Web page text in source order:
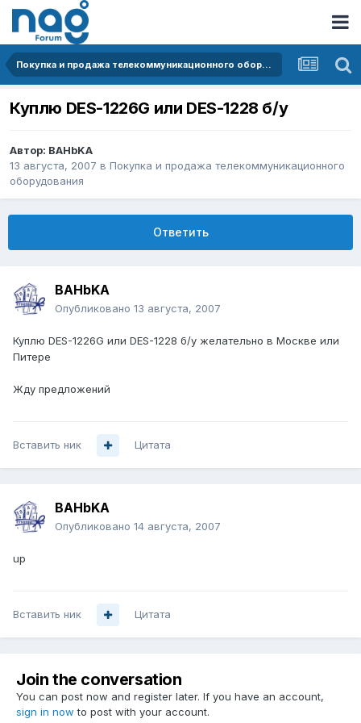
Покупка и продажа телекоммуникационного оборудования
Куплю DES-1226G или DES-1228 б/у
Автор: BAHbKA
13 августа, 2007 в Покупка и продажа телекоммуникационного
оборудования
Ответить
BAHbKA
Опубликовано 13 августа, 2007
Куплю DES-1226G или DES-1228 б/у желательно в Москве или
Питере
Жду предложений
Вставить ник Цитата
BAHbKA
Опубликовано 14 августа, 2007
up
Вставить ник Цитата
Join the conversation
You can post now and register later. If you have an account,
sign in now to post with your account.